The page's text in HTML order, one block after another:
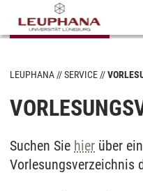
LEUPHANA SERVICE
Suchen Sie hier über
Vorlesungsverzeichnis